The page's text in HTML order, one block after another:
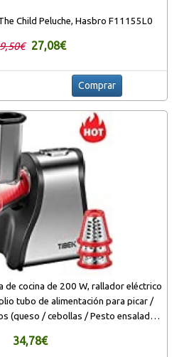
Child Peluche, Hasbro F11155L0
27,08€
Comprar
de cocina de 200 W, rallador eléctrico
tubo de alimentación para picar /
(queso / cebollas / Pesto ensalada /
34,78€